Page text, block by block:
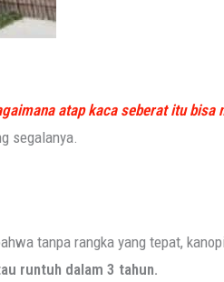
atap kaca seberat itu bisa
segalanya.
tanpa rangka yang tepat,
runtuh dalam 3 tahun.